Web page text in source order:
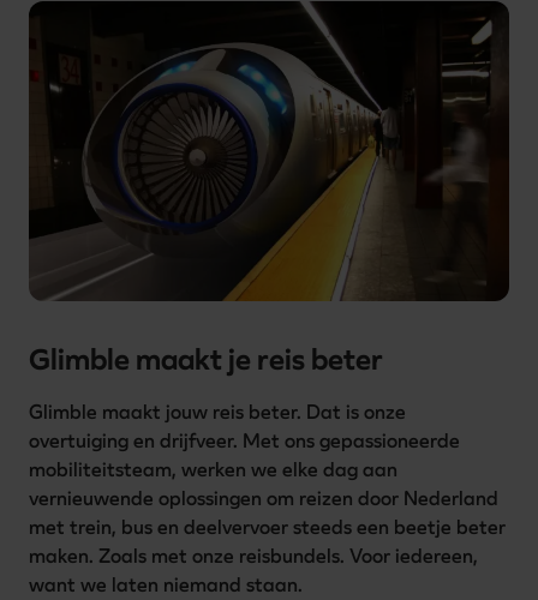
Glimble maakt je reis beter
Glimble maakt jouw reis beter. Dat is onze
overtuiging en drijfveer. Met ons gepassioneerde
mobiliteitsteam, werken we elke dag aan
vernieuwende oplossingen om reizen door Nederland
met trein, bus en deelvervoer steeds een beetje beter
maken. Zoals met onze reisbundels. Voor iedereen,
want we laten niemand staan.